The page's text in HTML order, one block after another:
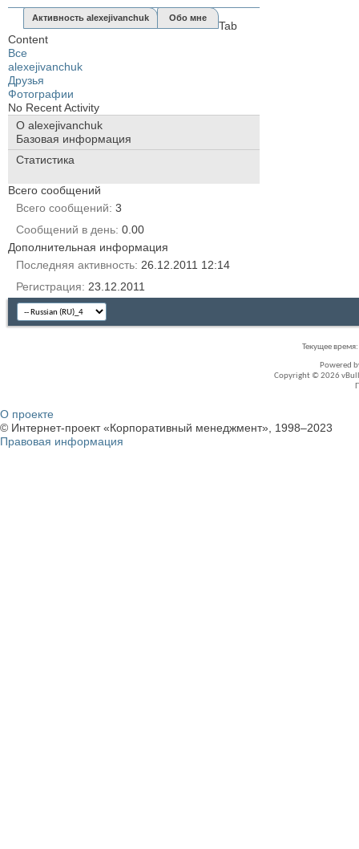
Активность alexejivanchuk Обо мне
Tab
Content
Все
alexejivanchuk
Друзья
Фотографии
No Recent Activity
О alexejivanchuk
Базовая информация
Статистика
Всего сообщений
Всего сообщений 3
Сообщений в день 0.00
Дополнительная информация
Последняя активность 26.12.2011 12:14
Регистрация
23.12.2011
Текущее время:
Powered
Copyright © 2026
О проекте
© Интернет-проект «Корпоративный менеджмент», 1998–2023
Правовая информация